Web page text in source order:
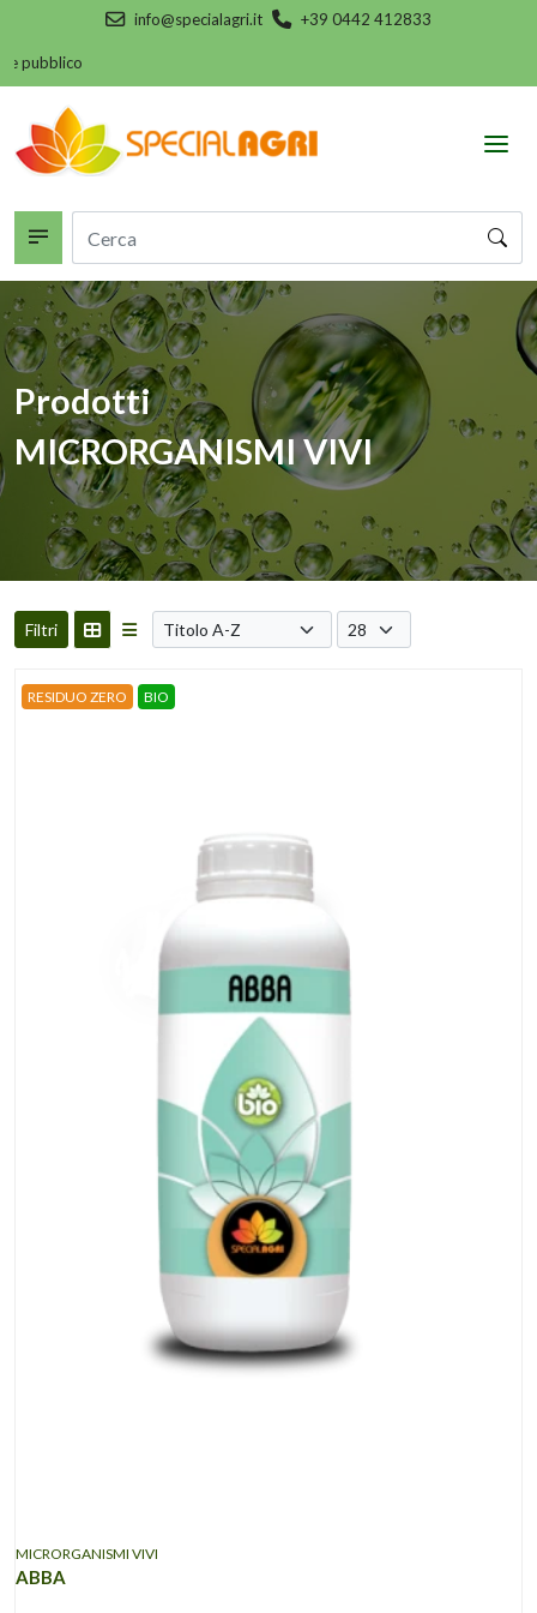
info@specialagri.it +39 0442 412833
Prodotti
MICRORGANISMI VIVI
Filtri
RESIDUO ZERO BIO
MICRORGANISMI VIVI
ABBA